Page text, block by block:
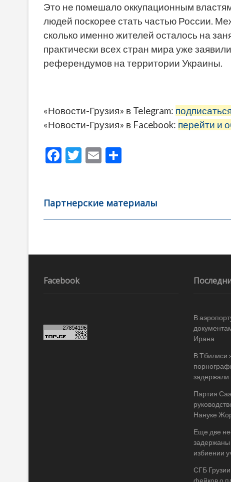
Это не помешало оккупационным
людей поскорее стать частью России.
сколько именно жителей осталось на
практически всех стран мира уже
референдумов на территории Украины.
«Новости-Грузия» в Telegram:
«Новости-Грузия» в Facebook: перейти и
F
b
o
k
T
er
E
l
а
в
ть
Партнерские материалы
Навигация
записям
Facebook
В
Ирана
В Тбилиси
задержали
Партия
Нануке
Еще две
задержаны
избиении
СГБ
фейков о